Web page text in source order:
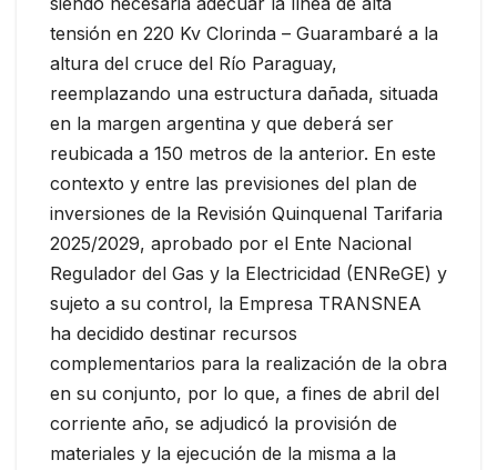
tensión en 220 Kv Clorinda – Guarambaré a la
altura del cruce del Río Paraguay,
reemplazando una estructura dañada, situada
en la margen argentina y que deberá ser
reubicada a 150 metros de la anterior. En este
contexto y entre las previsiones del plan de
inversiones de la Revisión Quinquenal Tarifaria
2025/2029, aprobado por el Ente Nacional
Regulador del Gas y la Electricidad (ENReGE) y
sujeto a su control, la Empresa TRANSNEA
ha decidido destinar recursos
complementarios para la realización de la obra
en su conjunto, por lo que, a fines de abril del
corriente año, se adjudicó la provisión de
materiales y la ejecución de la misma a la